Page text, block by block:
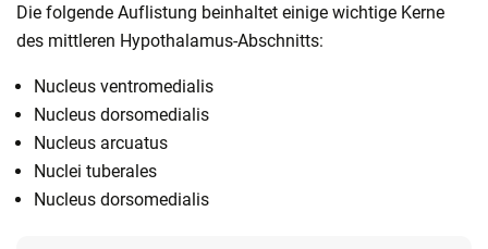
Die folgende Auflistung beinhaltet einige wichtige Kerne
des mittleren Hypothalamus-Abschnitts:
Nucleus ventromedialis
Nucleus dorsomedialis
Nucleus arcuatus
Nuclei tuberales
Nucleus dorsomedialis